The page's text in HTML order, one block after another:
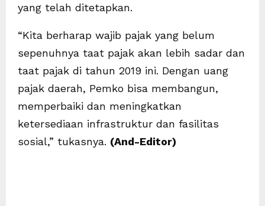
yang telah ditetapkan.
“Kita berharap wajib pajak yang belum
sepenuhnya taat pajak akan lebih sadar dan
taat pajak di tahun 2019 ini. Dengan uang
pajak daerah, Pemko bisa membangun,
memperbaiki dan meningkatkan
ketersediaan infrastruktur dan fasilitas
sosial,” tukasnya. (And-Editor)